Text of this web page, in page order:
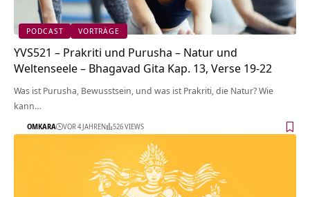
PODCAST VORTRÄGE
YVS521 – Prakriti und Purusha – Natur und
Weltenseele – Bhagavad Gita Kap. 13, Verse 19-22
Was ist Purusha, Bewusstsein, und was ist Prakriti, die Natur? Wie
kann…
OMKARA VOR 4 JAHREN 526 VIEWS